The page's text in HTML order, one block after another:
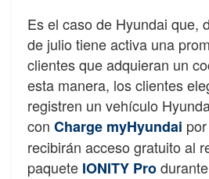
Es el caso de Hyundai que,
de julio tiene activa una
clientes que adquieran un
esta manera, los clientes
registren un vehículo
con Charge myHyundai
recibirán acceso gratuito al
paquete IONITY Pro